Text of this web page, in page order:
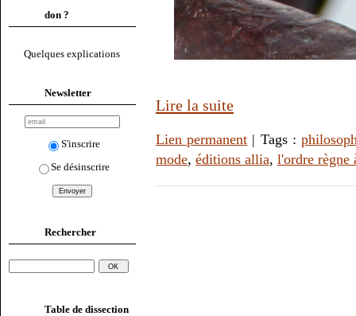
don ?
Quelques explications
Newsletter
S'inscrire
Se désinscrire
Rechercher
Table de dissection
Lire la suite
Lien permanent | Tags :
mode, éditions allia, l'ordre règne